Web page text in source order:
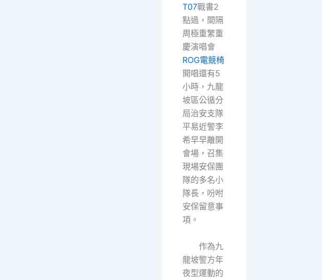
T07戰書2
點過，間隔
周極重繁重
慶演唱會
ROG電競椅
開唱還有5
小時，九龍
坡區公循分
局治安支隊
平易近警李
希早早離開
會場，召集
現場安保團
隊的多名小
隊長，吩咐
安保留意事
項。
作為九
龍坡警方年
夜型運動的